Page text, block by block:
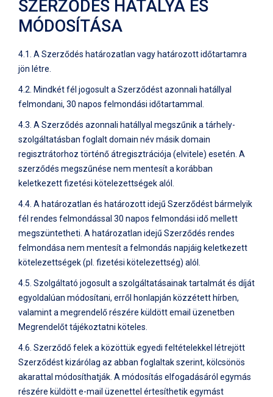
SZERZŐDÉS HATÁLYA ÉS
MÓDOSÍTÁSA
4.1. A Szerződés határozatlan vagy határozott időtartamra
jön létre.
4.2. Mindkét fél jogosult a Szerződést azonnali hatállyal
felmondani, 30 napos felmondási időtartammal.
4.3. A Szerződés azonnali hatállyal megszűnik a tárhely-
szolgáltatásban foglalt domain név másik domain
regisztrátorhoz történő átregisztrációja (elvitele) esetén. A
szerződés megszűnése nem mentesít a korábban
keletkezett fizetési kötelezettségek alól.
4.4. A határozatlan és határozott idejű Szerződést bármelyik
fél rendes felmondással 30 napos felmondási idő mellett
megszüntetheti. A határozatlan idejű Szerződés rendes
felmondása nem mentesít a felmondás napjáig keletkezett
kötelezettségek (pl. fizetési kötelezettség) alól.
4.5. Szolgáltató jogosult a szolgáltatásainak tartalmát és díját
egyoldalúan módosítani, erről honlapján közzétett hírben,
valamint a megrendelő részére küldött email üzenetben
Megrendelőt tájékoztatni köteles.
4.6. Szerződő felek a közöttük egyedi feltételekkel létrejött
Szerződést kizárólag az abban foglaltak szerint, kölcsönös
akarattal módosíthatják. A módosítás elfogadásáról egymás
részére küldött e-mail üzenettel értesíthetik egymást